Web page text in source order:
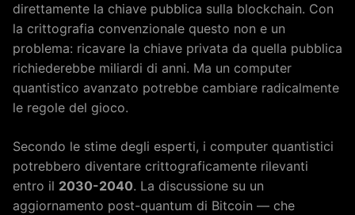
direttamente la chiave pubblica sulla blockchain. Con
la crittografia convenzionale questo non e un
problema: ricavare la chiave privata da quella pubblica
richiederebbe miliardi di anni. Ma un computer
quantistico avanzato potrebbe cambiare radicalmente
le regole del gioco.
Secondo le stime degli esperti, i computer quantistici
potrebbero diventare crittograficamente rilevanti
entro il 2030-2040. La discussione su un
aggiornamento post-quantum di Bitcoin — che